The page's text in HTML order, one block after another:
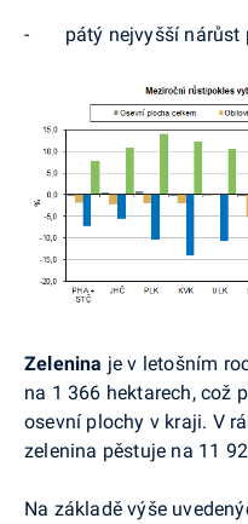
- pátý nejvyšší nárůst
Zelenina je v letošním
na 1 366 hektarech, což
osevní plochy v kraji. V
zelenina pěstuje na 11
Na základě výše